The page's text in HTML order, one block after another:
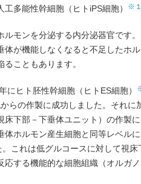
多能性幹細胞（ヒトiPS細胞）
※１
モンを分泌する内分泌器官です
体が機能しなくなると不足したホ
こともあります。
にヒト胚性幹細胞（ヒトES細胞）
らの作製に成功しました。それ
床下部－下垂体ユニット）の作製
体ホルモン産生細胞と同等レベル
これは低グルコースに対して視
応する機能的な細胞組織（オルガ